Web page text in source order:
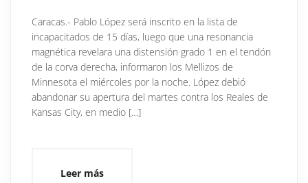
Caracas.- Pablo López será inscrito en la lista de
incapacitados de 15 días, luego que una resonancia
magnética revelara una distensión grado 1 en el tendón
de la corva derecha, informaron los Mellizos de
Minnesota el miércoles por la noche. López debió
abandonar su apertura del martes contra los Reales de
Kansas City, en medio […]
Leer más